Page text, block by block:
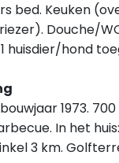
bed. Keuken
Douche/
huisdier/hond
1973.
In het
3 km.